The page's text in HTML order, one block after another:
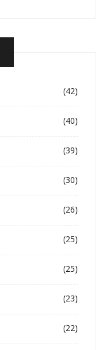
(42)
(40)
(39)
(30)
(26)
(25)
(25)
(23)
(22)